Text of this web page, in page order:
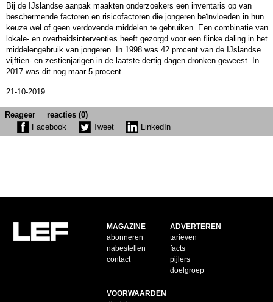
Bij de IJslandse aanpak maakten onderzoekers een inventaris op van
beschermende factoren en risicofactoren die jongeren beïnvloeden in hun
keuze wel of geen verdovende middelen te gebruiken. Een combinatie van
lokale- en overheidsinterventies heeft gezorgd voor een flinke daling in het
middelengebruik van jongeren. In 1998 was 42 procent van de IJslandse
vijftien- en zestienjarigen in de laatste dertig dagen dronken geweest. In
2017 was dit nog maar 5 procent.
21-10-2019
Reageer
reacties (0)
Facebook
Tweet LinkedIn
MAGAZINE
abonneren
nabestellen
contact
ADVERTEREN
tarieven
facts
pijlers
doelgroep
VOORWAARDEN